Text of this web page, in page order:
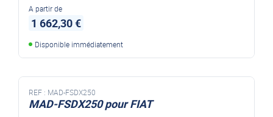
A partir de
1 662,30 €
Disponible immédiatement
REF : MAD-FSDX250
MAD-FSDX250 pour FIAT